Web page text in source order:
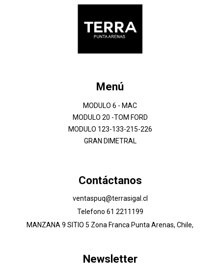
Menú
MODULO 6 - MAC
MODULO 20 -TOM FORD
MODULO 123-133-215-226
GRAN DIMETRAL
Contáctanos
ventaspuq@terrasigal.cl
Telefono 61 2211199
MANZANA 9 SITIO 5 Zona Franca Punta Arenas, Chile,
Newsletter